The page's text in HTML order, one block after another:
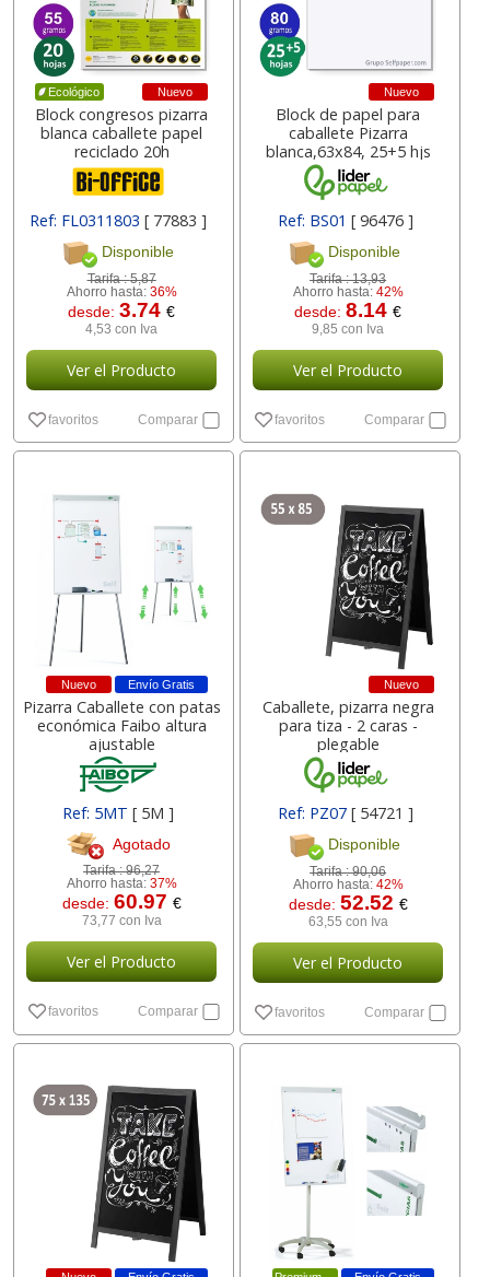
Ecológico Nuevo
Block congresos pizarra
blanca caballete papel
reciclado 20h
Ref: FL0311803[ 77883 ]
Disponible
Tarifa :5,87
Ahorro hasta: 36%
desde:3.74€
4,53 con Iva
Ver el Producto
favoritos Comparar
Nuevo
Block de papel para
caballete Pizarra
blanca,63x84, 25+5 hjs
Ref: BS01 [ 96476 ]
Disponible
Tarifa :13,93
Ahorro hasta: 42%
desde:8.14€
9,85 con Iva
Ver el Producto
favoritos Comparar
Envío Gratis
Nuevo
Pizarra Caballete con patas
económica Faibo altura
ajustable
Ref: 5MT[ 5M ]
Agotado
Tarifa :96,27
Ahorro hasta: 37%
desde: 60.97 €
73,77 con Iva
Ver el Producto
favoritos Comparar
Nuevo
Caballete, pizarra negra
para tiza - 2 caras -
plegable
Ref: PZ07 [ 54721 ]
Disponible
Tarifa :90,06
Ahorro hasta: 42%
desde: 52.52 €
63,55 con Iva
Ver el Producto
favoritos Comparar